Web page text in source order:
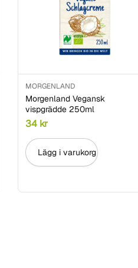
MORGENLAND
Morgenland Vegansk
vispgrädde 250ml
34 kr
Lägg i varukorg